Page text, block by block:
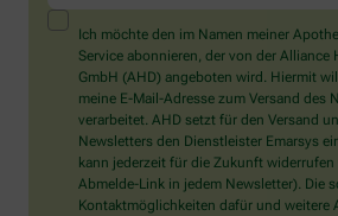
ein
Mensch?
Dann
wählen
Sie
bitte
das
Herz.
Ich möchte den im Namen meiner
Service abonnieren, der von der Alliance
GmbH (AHD) angeboten wird. Hiermit
meine E-Mail-Adresse zum Versand des
verarbeitet. AHD setzt für den Versand
Newsletters den Dienstleister Emarsys
kann jederzeit für die Zukunft widerrufen
Abmelde-Link in jedem Newsletter). Die
Kontaktmöglichkeiten dafür und weitere